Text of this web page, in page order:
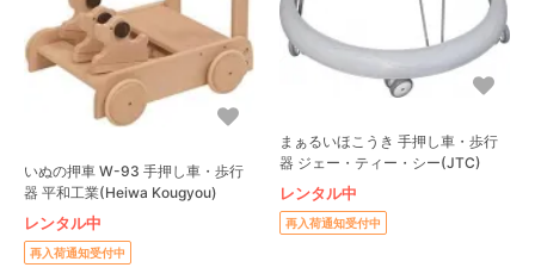
いぬの押車 W-93 手押し車・歩行
器 平和工業(Heiwa Kougyou)
レンタル中
再入荷通知受付中
まぁるいほこうき 手押し車・歩行
器 ジェー・ティー・シー(JTC)
レンタル中
再入荷通知受付中